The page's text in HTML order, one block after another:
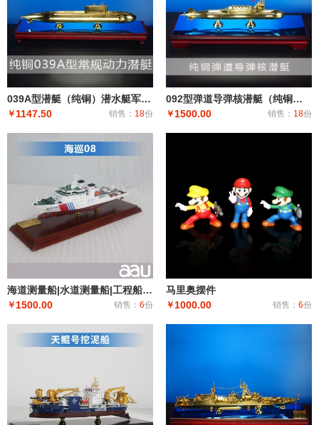
039A型潜艇（纯铜）潜水艇军舰|潜水船|中型或小型（袖珍潜艇、潜水器）和水下自动机械装置
￥1147.50 销售： 18份
092型弹道导弹核潜艇（纯铜）潜艇潜水艇军舰|潜水船|中型或小型（袖珍潜艇、潜水器）和水下自动机械装
￥1500.00 销售： 18份
海道测量船|水道测量船|工程船布缆船|海巡08海道测量船模型工艺船航模纪念摆件展览收藏品送礼
￥ 1500.00 销售： 6份
马里奥摆件
￥ 1000.00 销售： 6份